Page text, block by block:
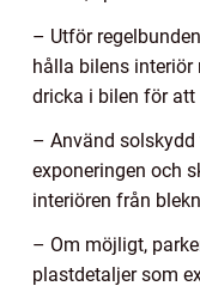
– Utför
hålla bilens interiör
dricka i bilen för
– Använd
exponeringen och
interiören från
– Om möjligt,
plastdetaljer som